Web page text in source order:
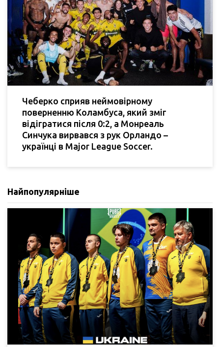
Чеберко сприяв неймовірному
поверненню Коламбуса, який зміг
відігратися після 0:2, а Монреаль
Синчука вирвався з рук Орландо –
українці в Major League Soccer.
Найпопулярніше